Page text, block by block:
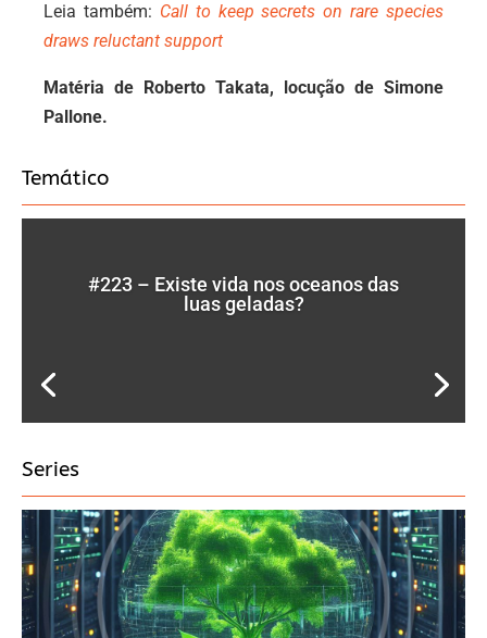
Leia também: Call to keep secrets on rare species
draws reluctant support
Matéria de Roberto Takata, locução de Simone
Pallone.
Temático
#223 – Existe vida nos oceanos das
luas geladas?
Series